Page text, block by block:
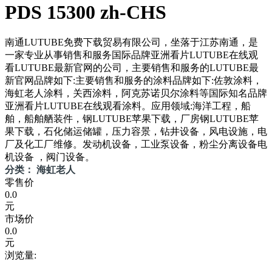
PDS 15300 zh-CHS
南通LUTUBE免费下载贸易有限公司，坐落于江苏南通，是
一家专业从事销售和服务国际品牌亚洲看片LUTUBE在线观
看LUTUBE最新官网的公司，主要销售和服务的LUTUBE最
新官网品牌如下:主要销售和服务的涂料品牌如下:佐敦涂料，
海虹老人涂料，关西涂料，阿克苏诺贝尔涂料等国际知名品牌
亚洲看片LUTUBE在线观看涂料。应用领域:海洋工程，船
舶，船舶舾装件，钢LUTUBE苹果下载，厂房钢LUTUBE苹
果下载，石化储运储罐，压力容景，钻井设备，风电设施，电
厂及化工厂维修。发动机设备，工业泵设备，粉尘分离设备电
机设备 ，阀门设备。
分类： 海虹老人
零售价
0.0
元
市场价
0.0
元
浏览量: